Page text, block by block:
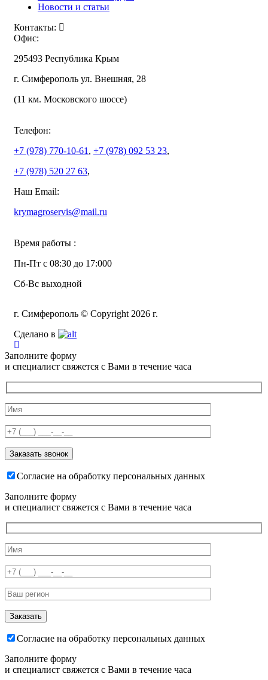
Новости и статьи
Контакты:
Офис:
295493 Республика Крым
г. Симферополь ул. Внешняя, 28
(11 км. Московского шоссе)
Телефон:
+7 (978) 770-10-61 , +7 (978) 092 53 23,
+7 (978) 520 27 63,
Наш Email:
krymagroservis@mail.ru
Время работы :
Пн-Пт с 08:30 до 17:000
Сб-Вс выходной
г. Симферополь © Copyright 2026 г.
Сделано в
Заполните форму
и специалист свяжется с Вами в течение часа
Согласие на обработку персональных данных
Заполните форму
и специалист свяжется с Вами в течение часа
Согласие на обработку персональных данных
Заполните форму
и специалист свяжется с Вами в течение часа